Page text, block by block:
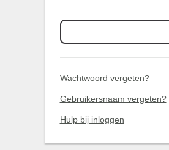
Wachtwoord vergeten?
Gebruikersnaam vergeten?
Hulp bij inloggen